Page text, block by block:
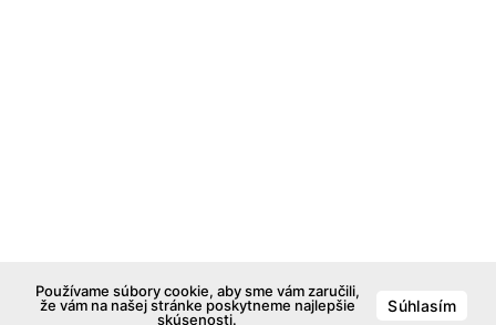
Používame súbory cookie, aby sme vám zaručili,
že vám na našej stránke poskytneme najlepšie
skúsenosti.
Súhlasím